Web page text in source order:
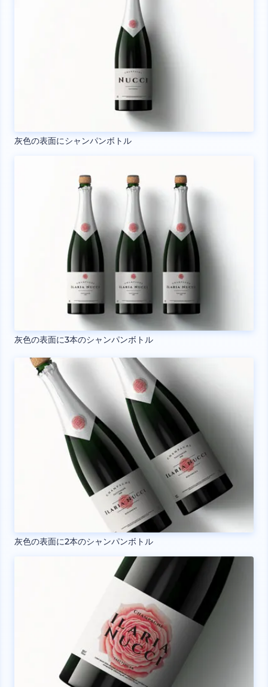
灰色の表面にシャンパンボトル
灰色の表面に3本のシャンパンボトル
灰色の表面に2本のシャンパンボトル